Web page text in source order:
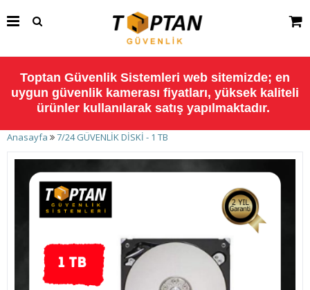
Toptan Güvenlik Sistemleri web sitemizde; en
uygun güvenlik kamerası fiyatları, yüksek kaliteli
ürünler kullanılarak satış yapılmaktadır.
Anasayfa 7/24 GÜVENLİK DİSKİ - 1 TB